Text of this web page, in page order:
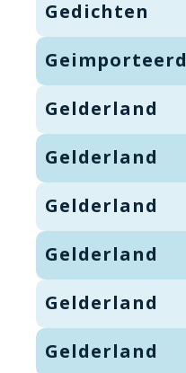
Gedichten
Geimporteerd
Gelderland
Gelderland
Gelderland
Gelderland
Gelderland
Gelderland